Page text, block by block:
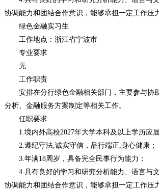
协调能力和团结合作意识，能够承担一定工作压
绿色金融实习生
工作地点：浙江省宁波市
专业要求
无
工作职责
安排在分行绿色金融相关部门，主要参与协
分析、金融服务方案制定等相关工作。
任职要求
1.境内外高校2027年大学本科及以上学历应届
2.遵纪守法,诚实守信，品行端正,身心健康；
3.年满18周岁，具备完全民事行为能力；
4.具有良好的学习和研究分析能力、语言与
协调能力和团结合作意识，能够承担一定工作压